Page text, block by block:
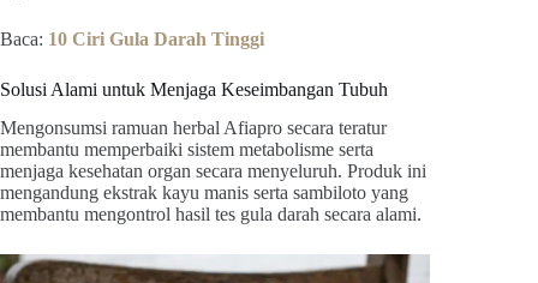
Baca: 10 Ciri Gula Darah Tinggi
Solusi Alami untuk Menjaga Keseimbangan Tubuh
Mengonsumsi ramuan herbal Afiapro secara teratur
membantu memperbaiki sistem metabolisme serta
menjaga kesehatan organ secara menyeluruh. Produk ini
mengandung ekstrak kayu manis serta sambiloto yang
membantu mengontrol hasil tes gula darah secara alami.